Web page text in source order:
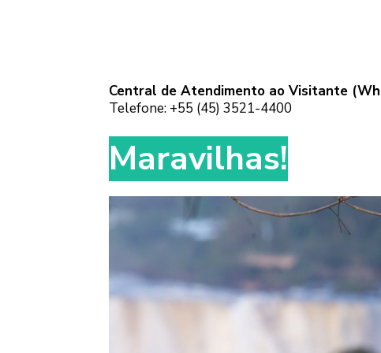
Central de Atendimento ao Visitante
Telefone: +55 (45) 3521-4400
Maravilhas!